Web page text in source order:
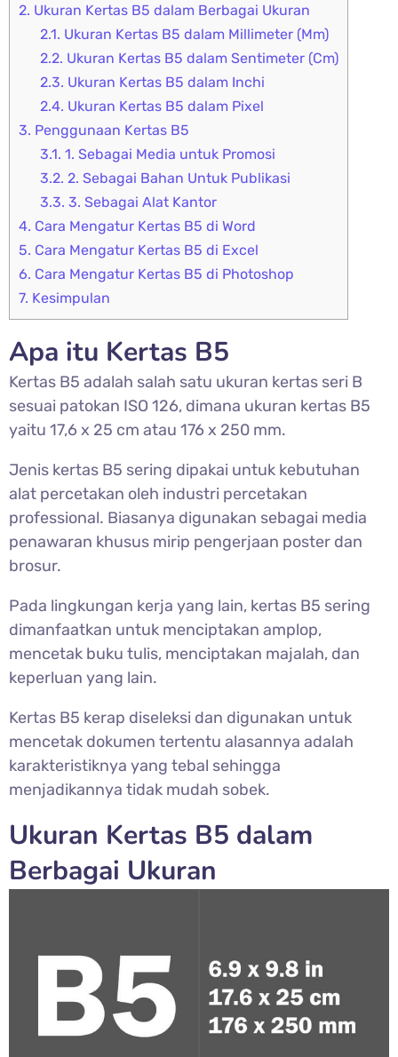
2. Ukuran Kertas B5 dalam Berbagai Ukuran
2.1. Ukuran Kertas B5 dalam Millimeter (Mm)
2.2. Ukuran Kertas B5 dalam Sentimeter (Cm)
2.3. Ukuran Kertas B5 dalam Inchi
2.4. Ukuran Kertas B5 dalam Pixel
3. Penggunaan Kertas B5
3.1. 1. Sebagai Media untuk Promosi
3.2. 2. Sebagai Bahan Untuk Publikasi
3.3. 3. Sebagai Alat Kantor
4. Cara Mengatur Kertas B5 di Word
5. Cara Mengatur Kertas B5 di Excel
6. Cara Mengatur Kertas B5 di Photoshop
7. Kesimpulan
Apa itu Kertas B5
Kertas B5 adalah salah satu ukuran kertas seri B
sesuai patokan ISO 126, dimana ukuran kertas B5
yaitu 17,6 x 25 cm atau 176 x 250 mm.
Jenis kertas B5 sering dipakai untuk kebutuhan
alat percetakan oleh industri percetakan
professional. Biasanya digunakan sebagai media
penawaran khusus mirip pengerjaan poster dan
brosur.
Pada lingkungan kerja yang lain, kertas B5 sering
dimanfaatkan untuk menciptakan amplop,
mencetak buku tulis, menciptakan majalah, dan
keperluan yang lain.
Kertas B5 kerap diseleksi dan digunakan untuk
mencetak dokumen tertentu alasannya adalah
karakteristiknya yang tebal sehingga
menjadikannya tidak mudah sobek.
Ukuran Kertas B5 dalam
Berbagai Ukuran